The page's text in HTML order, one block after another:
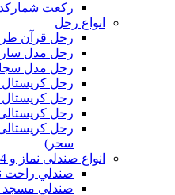
رکعت شمارکد60
انواع رحل
رحل قرآن
رحل مدل
رحل مدل
رحل کریستال
رحل
رحل
رحل
سحر)
انواع صندلی نماز و 4 پایه
صندلي راحت
صندلي مسجد